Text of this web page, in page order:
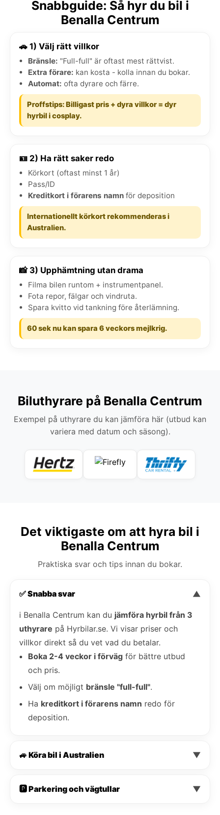
Snabbguide: Så hyr du bil i
Benalla Centrum
🚗 1) Välj rätt villkor
Bränsle: "Full-full" är oftast mest rättvist.
Extra förare: kan kosta - kolla innan du bokar.
Automat: ofta dyrare och färre.
Proffstips: Billigast pris + dyra villkor = dyr
hyrbil i cosplay.
🪪 2) Ha rätt saker redo
Körkort (oftast minst 1 år)
Pass/ID
Kreditkort i förarens namn för deposition
Internationellt körkort rekommenderas i
Australien.
📸 3) Upphämtning utan drama
Filma bilen runtom + instrumentpanel.
Fota repor, fälgar och vindruta.
Spara kvitto vid tankning före återlämning.
60 sek nu kan spara 6 veckors mejlkrig.
Biluthyrare på Benalla Centrum
Exempel på uthyrare du kan jämföra här (utbud kan
variera med datum och säsong).
Det viktigaste om att hyra bil i
Benalla Centrum
Praktiska svar och tips innan du bokar.
✅ Snabba svar ▼
i Benalla Centrum kan du jämföra hyrbil från 3
uthyrare på Hyrbilar.se. Vi visar priser och
villkor direkt så du vet vad du betalar.
Boka 2-4 veckor i förväg för bättre utbud
och pris.
Välj om möjligt bränsle "full-full".
Ha kreditkort i förarens namn redo för
deposition.
🚙 Köra bil i Australien ▼
🅿️ Parkering och vägtullar ▼